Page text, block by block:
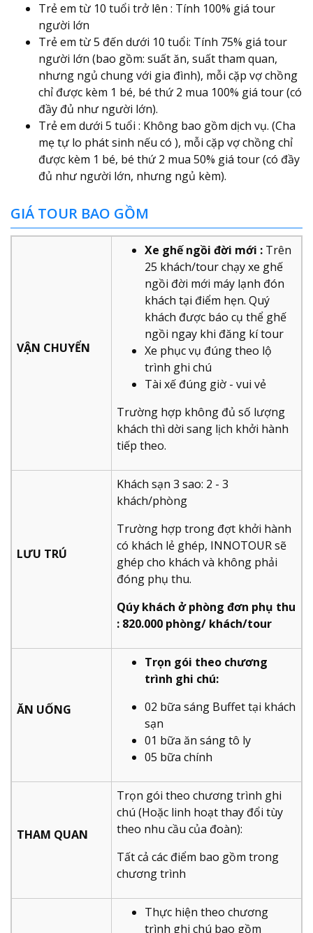
Trẻ em từ 10 tuổi trở lên : Tính 100% giá tour
người lớn
Trẻ em từ 5 đến dưới 10 tuổi: Tính 75% giá tour
người lớn (bao gồm: suất ăn, suất tham quan,
nhưng ngủ chung với gia đình), mỗi cặp vợ chồng
chỉ được kèm 1 bé, bé thứ 2 mua 100% giá tour (có
đầy đủ như người lớn).
Trẻ em dưới 5 tuổi : Không bao gồm dịch vụ. (Cha
mẹ tự lo phát sinh nếu có ), mỗi cặp vợ chồng chỉ
được kèm 1 bé, bé thứ 2 mua 50% giá tour (có đầy
đủ như người lớn, nhưng ngủ kèm).
GIÁ TOUR BAO GỒM
VẬN CHUYỂN
Xe ghế ngồi đời mới : Trên
25 khách/tour chạy xe ghế
ngồi đời mới máy lạnh đón
khách tại điểm hẹn. Quý
khách được báo cụ thể ghế
ngồi ngay khi đăng kí tour
Xe phục vụ đúng theo lộ
trình ghi chú
Tài xế đúng giờ - vui vẻ
Trường hợp không đủ số lượng
khách thì dời sang lịch khởi hành
tiếp theo.
LƯU TRÚ
Khách sạn 3 sao: 2 - 3
khách/phòng
Trường hợp trong đợt khởi hành
có khách lẻ ghép, INNOTOUR sẽ
ghép cho khách và không phải
đóng phụ thu.
Qúy khách ở phòng đơn phụ thu
: 820.000 phòng/ khách/tour
ĂN UỐNG
Trọn gói theo chương
trình ghi chú:
02 bữa sáng Buffet tại khách
sạn
01 bữa ăn sáng tô ly
05 bữa chính
THAM QUAN
Trọn gói theo chương trình ghi
chú (Hoặc linh hoạt thay đổi tùy
theo nhu cầu của đoàn):
Tất cả các điểm bao gồm trong
chương trình
Thực hiện theo chương
trình ghi chú bao gồm